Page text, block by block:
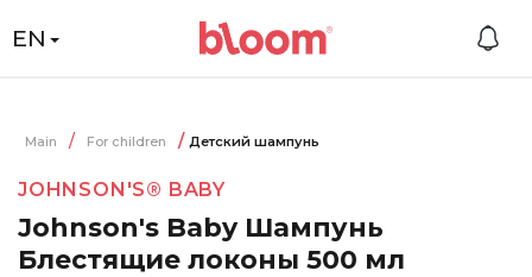
EN
Main For children Детский шампунь
JOHNSON'S® BABY
Johnson's Baby Шампунь
Блестящие локоны 500 мл